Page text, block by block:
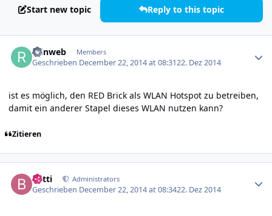
Start new topic Reply to this topic
reinweb Members
Geschrieben December 22, 2014 at 08:3122. Dez 2014
ist es möglich, den RED Brick als WLAN Hotspot zu betreiben,
damit ein anderer Stapel dieses WLAN nutzen kann?
Zitieren
batti Administrators
Geschrieben December 22, 2014 at 08:3422. Dez 2014